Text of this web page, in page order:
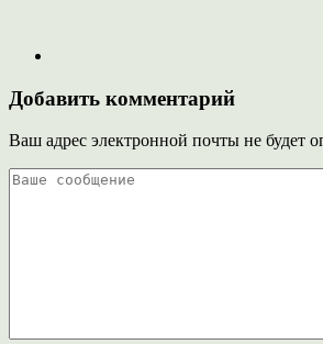
Добавить комментарий
Ваш адрес электронной почты не будет